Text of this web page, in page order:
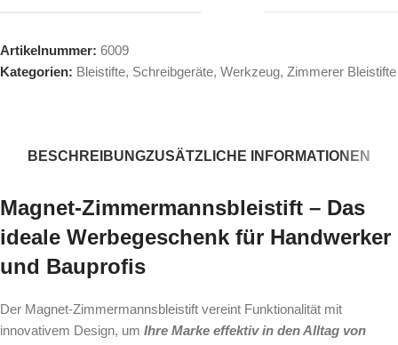
Artikelnummer: 6009
Kategorien: Bleistifte, Schreibgeräte, Werkzeug, Zimmerer Bleistifte
BESCHREIBUNGZUSÄTZLICHE INFORMATIONEN
Magnet-Zimmermannsbleistift – Das
ideale Werbegeschenk für Handwerker
und Bauprofis
Der Magnet-Zimmermannsbleistift vereint Funktionalität mit
innovativem Design, um Ihre Marke effektiv in den Alltag von